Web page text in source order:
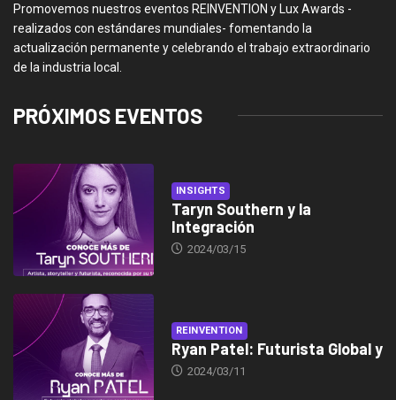
Promovemos nuestros eventos REINVENTION y Lux Awards -
realizados con estándares mundiales- fomentando la
actualización permanente y celebrando el trabajo extraordinario
de la industria local.
PRÓXIMOS EVENTOS
INSIGHTS
Taryn Southern y la
Integración
2024/03/15
REINVENTION
Ryan Patel: Futurista Global y
2024/03/11